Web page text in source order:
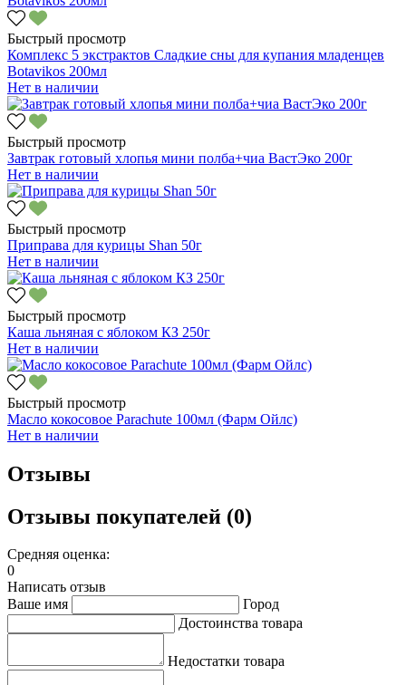
Быстрый просмотр
Комплекс 5 экстрактов Сладкие сны для купания младенцев
Botavikos 200мл
Нет в наличии
Быстрый просмотр
Завтрак готовый хлопья мини полба+чиа ВастЭко 200г
Нет в наличии
Быстрый просмотр
Приправа для курицы Shan 50г
Нет в наличии
Быстрый просмотр
Каша льняная с яблоком КЗ 250г
Нет в наличии
Быстрый просмотр
Масло кокосовое Parachute 100мл (Фарм Ойлс)
Нет в наличии
Отзывы
Отзывы покупателей (0)
Средняя оценка:
0
Написать отзыв
Ваше имя
Город
Достоинства товара
Недостатки товара